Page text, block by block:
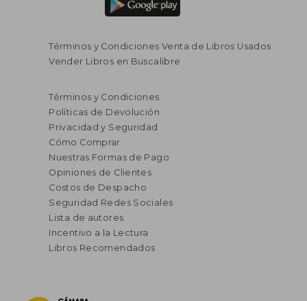
Términos y Condiciones Venta de Libros Usados
Vender Libros en Buscalibre
Términos y Condiciones
Políticas de Devolución
Privacidad y Seguridad
Cómo Comprar
Nuestras Formas de Pago
Opiniones de Clientes
Costos de Despacho
Seguridad Redes Sociales
Lista de autores
Incentivo a la Lectura
Libros Recomendados